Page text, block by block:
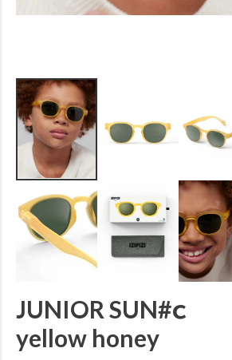
JUNIOR SUN#ｃ
yellow honey